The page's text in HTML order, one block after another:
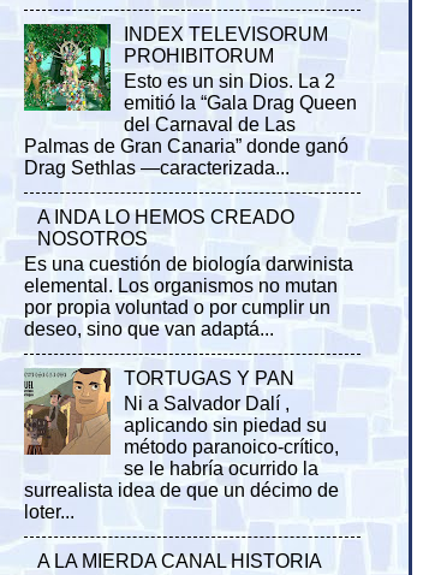
INDEX TELEVISORUM
PROHIBITORUM
Esto es un sin Dios. La 2
emitió la “Gala Drag Queen
del Carnaval de Las
Palmas de Gran Canaria” donde ganó
Drag Sethlas —caracterizada...
A INDA LO HEMOS CREADO
NOSOTROS
Es una cuestión de biología darwinista
elemental. Los organismos no mutan
por propia voluntad o por cumplir un
deseo, sino que van adaptá...
TORTUGAS Y PAN
Ni a Salvador Dalí ,
aplicando sin piedad su
método paranoico-crítico,
se le habría ocurrido la
surrealista idea de que un décimo de
loter...
A LA MIERDA CANAL HISTORIA